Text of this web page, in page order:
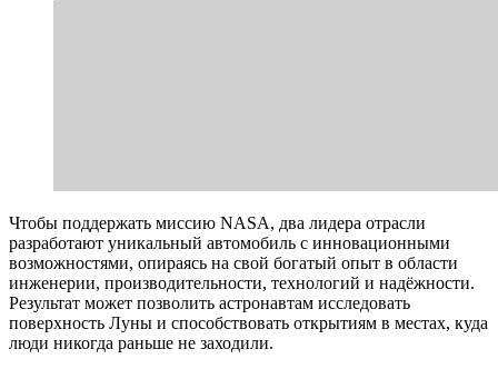
Чтобы поддержать миссию NASA, два лидера отрасли
разработают уникальный автомобиль с инновационными
возможностями, опираясь на свой богатый опыт в области
инженерии, производительности, технологий и надёжности.
Результат может позволить астронавтам исследовать
поверхность Луны и способствовать открытиям в местах, куда
люди никогда раньше не заходили.